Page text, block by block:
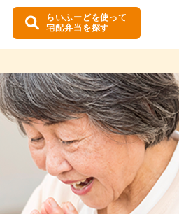
らいふーどを使って
宅配弁当を探す